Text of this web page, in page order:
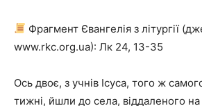
Фрагмент Євангелія з літургії
www.rkc.org.ua): Лк 24, 13-35
Ось двоє, з учнів Ісуса, того ж
тижні, йшли до села, віддаленого на